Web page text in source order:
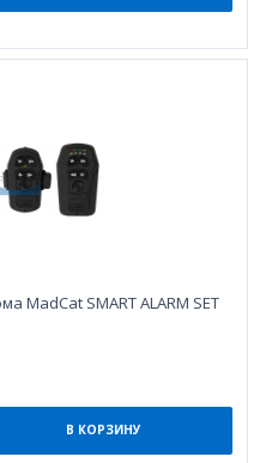
MadCat SMART ALARM SET
В КОРЗИНУ